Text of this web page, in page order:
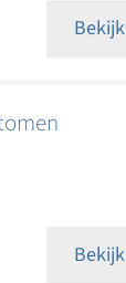
Bekijk
Bekijk